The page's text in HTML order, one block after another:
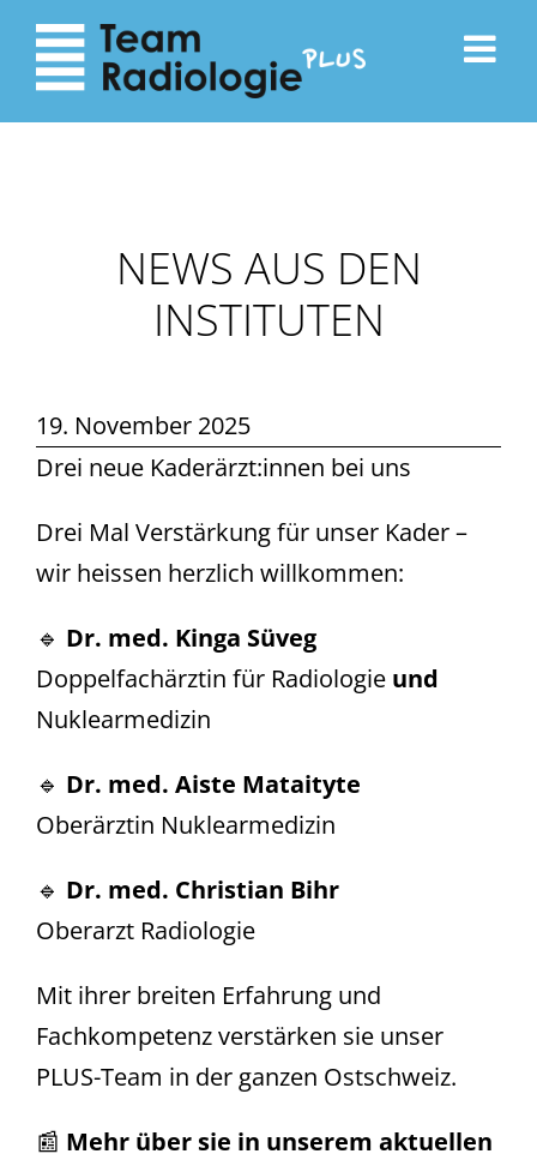
zum
Inhalt
Navigation
NEWS AUS DEN
INSTITUTEN
19. November 2025
Drei neue Kaderärzt:innen bei uns
Drei Mal Verstärkung für unser Kader –
wir heissen herzlich willkommen:
🔹 Dr. med. Kinga Süveg
Doppelfachärztin für Radiologie und
Nuklearmedizin
🔹 Dr. med. Aiste Mataityte
Oberärztin Nuklearmedizin
🔹 Dr. med. Christian Bihr
Oberarzt Radiologie
Mit ihrer breiten Erfahrung und
Fachkompetenz verstärken sie unser
PLUS-Team in der ganzen Ostschweiz.
📰 Mehr über sie in unserem aktuellen